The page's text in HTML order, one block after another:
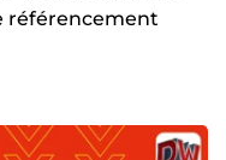
référencement